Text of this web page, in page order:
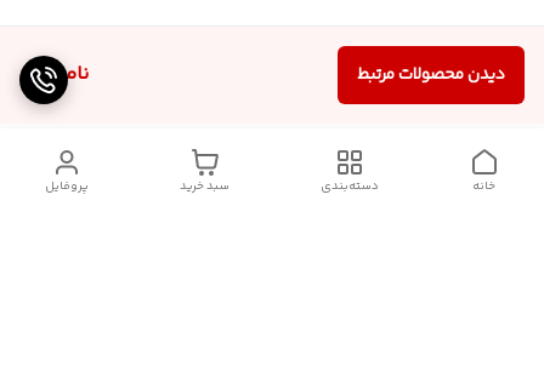
ناموجود دیدن محصولات مرتبط
پروفایل سبد خرید دسته‌بندی خانه